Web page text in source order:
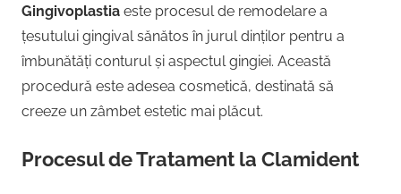
Gingivoplastia este procesul de remodelare a
țesutului gingival sănătos în jurul dinților pentru a
îmbunătăți conturul și aspectul gingiei. Această
procedură este adesea cosmetică, destinată să
creeze un zâmbet estetic mai plăcut.
Procesul de Tratament la Clamident